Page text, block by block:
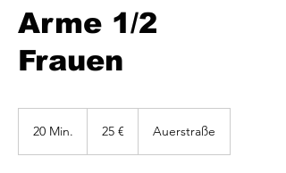
Arme 1/2
Frauen
20 Min. 25 € Auerstraße